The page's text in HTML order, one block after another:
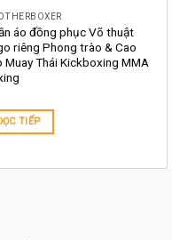
áo đồng phục Võ thuật
riêng Phong trào & Cao
Muay Thái Kickboxing MMA
TIẾP